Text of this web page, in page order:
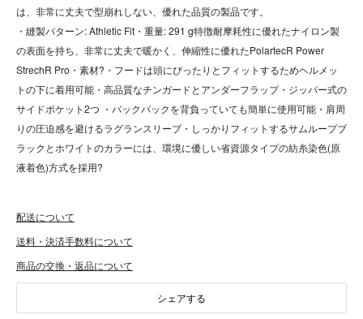
は、非常に丈夫で型崩れしない、優れた品質の製品です。
・縫製パターン: Athletic Fit・重量: 291 g特徴耐摩耗性に優れたナイロン製
の表面を持ち、非常に丈夫で暖かく、伸縮性に優れたPolartecR Power
StrechR Pro・素材?・フードは頭にぴったりとフィットするためヘルメッ
トの下に着用可能・高品質なチンガードとアンダーフラップ・ジッパー式の
サイドポケット2つ ・バックパックを背負っていても簡単に使用可能・肩周
りの圧迫感を避けるラグランスリーブ・しっかりフィットするサムループブ
ラックとホワイトのカラーには、環境に優しい省資源タイプの紡糸染色(原
液着色)方式を採用?
配送について
送料・決済手数料について
商品の交換・返品について
シェアする